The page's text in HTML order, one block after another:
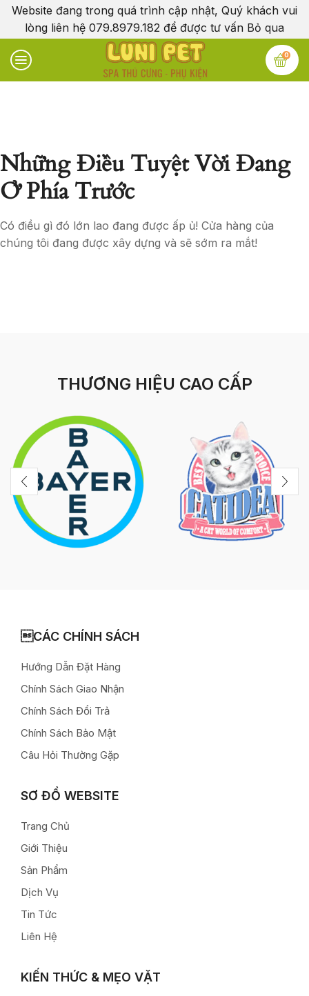
Website đang trong quá trình cập nhật, Quý khách vui
lòng liên hệ 079.8979.182 để được tư vấn Bỏ qua
0
Những Điều Tuyệt Vời Đang
Ở Phía Trước
Có điều gì đó lớn lao đang được ấp ủ! Cửa hàng của
chúng tôi đang được xây dựng và sẽ sớm ra mắt!
THƯƠNG HIỆU CAO CẤP
CÁC CHÍNH SÁCH
Hướng Dẫn Đặt Hàng
Chính Sách Giao Nhận
Chính Sách Đổi Trả
Chính Sách Bảo Mật
Câu Hỏi Thường Gặp
SƠ ĐỒ WEBSITE
Trang Chủ
Giới Thiệu
Sản Phẩm
Dịch Vụ
Tin Tức
Liên Hệ
KIẾN THỨC & MẸO VẶT